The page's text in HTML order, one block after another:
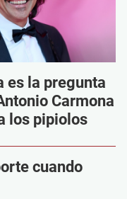
es la pregunta
Carmona
los pipiolos
cuando